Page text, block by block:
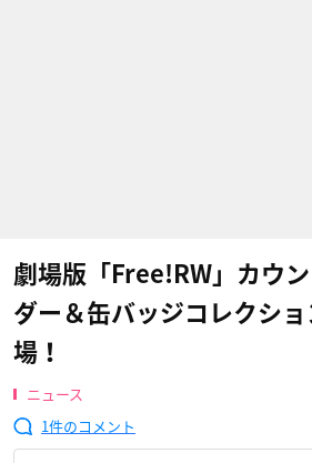
劇場版「Free!RW」カウ
ダー＆缶バッジコレクシ
場！
ニュース
1